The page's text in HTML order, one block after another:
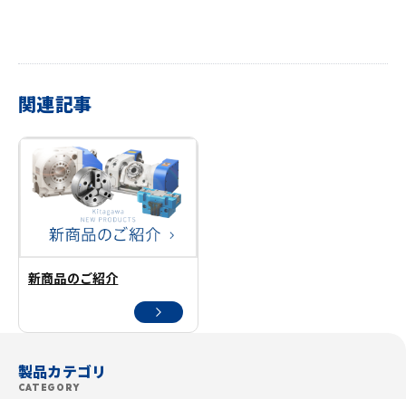
製品カテゴリ
CATEGORY
関連記事
新商品のご紹介